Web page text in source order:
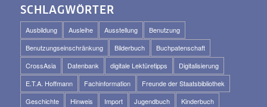
SCHLAGWÖRTER
Ausbildung Ausleihe Ausstellung
Benutzung
Benutzungseinschränkung
Bilderbuch
Buchpatenschaft
CrossAsia
Datenbank digitale Lektüretipps
Digitalisierung
E.T.A. Hoffmann
Fachinformation
Freunde der Staatsbibliothek
Geschichte
Hinweis Import Jugendbuch
Kinderbuch